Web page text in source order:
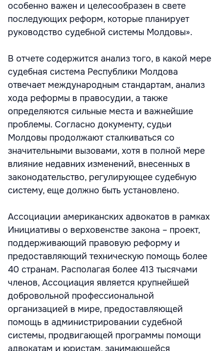
особенно важен и целесообразен в свете
последующих реформ, которые планирует
руководство судебной системы Молдовы».
В отчете содержится анализ того, в какой мере
судебная система Республики Молдова
отвечает международным стандартам, анализ
хода реформы в правосудии, а также
определяются сильные места и важнейшие
проблемы. Согласно документу, судьи
Молдовы продолжают сталкиваться со
значительными вызовами, хотя в полной мере
влияние недавних изменений, внесенных в
законодательство, регулирующее судебную
систему, еще должно быть установлено.
Ассоциации американских адвокатов в рамках
Инициативы о верховенстве закона – проект,
поддерживающий правовую реформу и
предоставляющий техническую помощь более
40 странам. Располагая более 413 тысячами
членов, Ассоциация является крупнейшей
добровольной профессиональной
организацией в мире, предоставляющей
помощь в администрировании судебной
системы, продвигающей программы помощи
адвокатам и юристам, занимающейся